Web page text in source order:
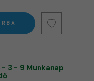
- 3 - 9 Munkanap